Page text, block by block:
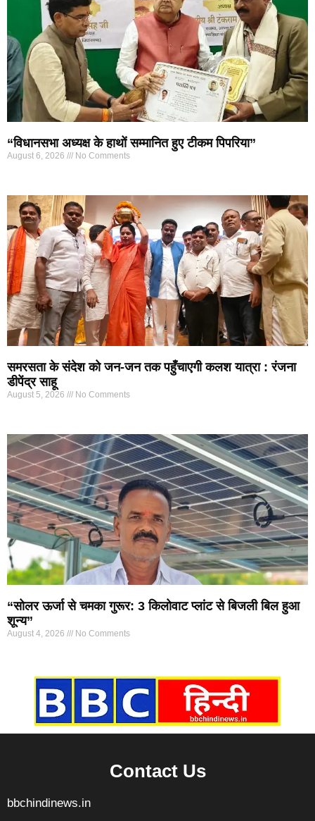
“विधानसभा अध्यक्ष के हाथों सम्मानित हुए टीकम पिपरिया”
August 6, 2026 No Comments
समरसता के संदेश को जन-जन तक पहुँचाएगी कलश यात्रा : रंजना
डीपेंद्र साहू
August 5, 2026 No Comments
“सोलर ऊर्जा से चमका गुरूर: 3 किलोवाट प्लांट से बिजली बिल हुआ
शून्य”
August 4, 2026 No Comments
Contact Us
bbchindinews.in